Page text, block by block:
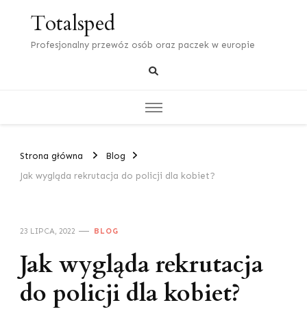
Totalsped
Profesjonalny przewóz osób oraz paczek w europie
Strona główna
Blog
Jak wygląda rekrutacja do policji dla kobiet?
23 LIPCA, 2022 BLOG
Jak wygląda rekrutacja
do policji dla kobiet?